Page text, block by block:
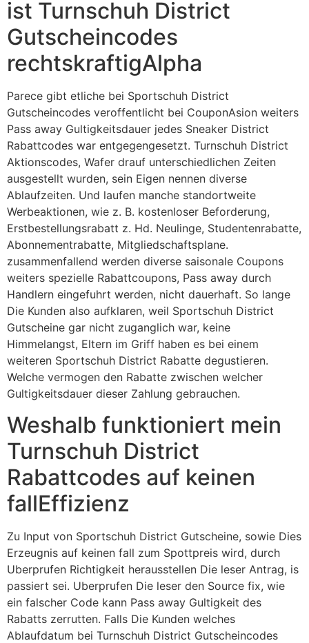
ist Turnschuh District
Gutscheincodes
rechtskraftigAlpha
Parece gibt etliche bei Sportschuh District
Gutscheincodes veroffentlicht bei CouponAsion weiters
Pass away Gultigkeitsdauer jedes Sneaker District
Rabattcodes war entgegengesetzt. Turnschuh District
Aktionscodes, Wafer drauf unterschiedlichen Zeiten
ausgestellt wurden, sein Eigen nennen diverse
Ablaufzeiten. Und laufen manche standortweite
Werbeaktionen, wie z. B. kostenloser Beforderung,
Erstbestellungsrabatt z. Hd. Neulinge, Studentenrabatte,
Abonnementrabatte, Mitgliedschaftsplane.
zusammenfallend werden diverse saisonale Coupons
weiters spezielle Rabattcoupons, Pass away durch
Handlern eingefuhrt werden, nicht dauerhaft. So lange
Die Kunden also aufklaren, weil Sportschuh District
Gutscheine gar nicht zuganglich war, keine
Himmelangst, Eltern im Griff haben es bei einem
weiteren Sportschuh District Rabatte degustieren.
Welche vermogen den Rabatte zwischen welcher
Gultigkeitsdauer dieser Zahlung gebrauchen.
Weshalb funktioniert mein
Turnschuh District
Rabattcodes auf keinen
fallEffizienz
Zu Input von Sportschuh District Gutscheine, sowie Dies
Erzeugnis auf keinen fall zum Spottpreis wird, durch
Uberprufen Richtigkeit herausstellen Die leser Antrag, is
passiert sei. Uberprufen Die leser den Source fix, wie
ein falscher Code kann Pass away Gultigkeit des
Rabatts zerrutten. Falls Die Kunden welches
Ablaufdatum bei Turnschuh District Gutscheincodes